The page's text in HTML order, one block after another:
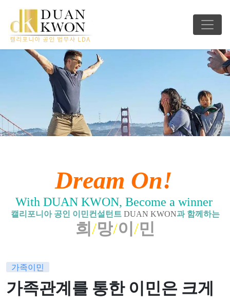
Dream On!
With DUAN KWON, Become a winner
캘리포니아 공인 이민컨설턴트 DUAN KWON과 함께하는
희 /망/이 /민
가족이민
가족관계를 통한 이민은 크게